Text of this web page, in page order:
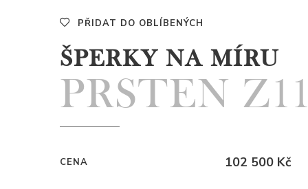
PŘIDAT DO OBLÍBENÝCH
ŠPERKY NA MÍRU
PRSTEN
CENA 102 500 Kč